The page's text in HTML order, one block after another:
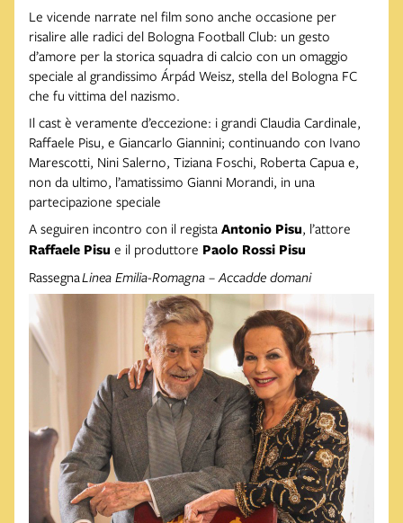
Le vicende narrate nel film sono anche occasione per
risalire alle radici del Bologna Football Club: un gesto
d’amore per la storica squadra di calcio con un omaggio
speciale al grandissimo Árpád Weisz, stella del Bologna FC
che fu vittima del nazismo.
Il cast è veramente d’eccezione: i grandi Claudia Cardinale,
Raffaele Pisu, e Giancarlo Giannini; continuando con Ivano
Marescotti, Nini Salerno, Tiziana Foschi, Roberta Capua e,
non da ultimo, l’amatissimo Gianni Morandi, in una
partecipazione speciale
A seguiren incontro con il regista Antonio Pisu, l’attore
Raffaele Pisu e il produttore Paolo Rossi Pisu
RassegnaLinea Emilia-Romagna – Accadde domani